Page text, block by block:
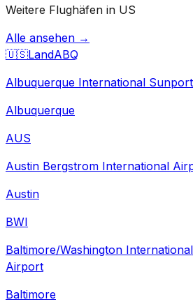
Weitere Flughäfen in US
Alle ansehen →
🇺🇸LandABQ
Albuquerque International Sunport
Albuquerque
AUS
Austin Bergstrom International
Austin
BWI
Baltimore/Washington
Airport
Baltimore